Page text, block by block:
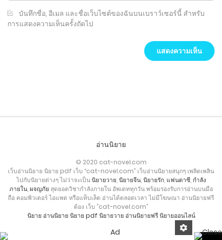
บันทึกชื่อ, อีเมล และชื่อเว็บไซต์ของฉันบนเบราว์เซอร์นี้ สำหรับ
การแสดงความเห็นครั้งถัดไป
อ่านนิยาย
© 2020 cat-novel.com
เว็บอ่านนิยาย นิยาย pdf เว็บ “cat-novel.com” เว็บอ่านนิยายสนุกๆ เพลิดเพลิน
ไปกับนิยายต่างๆ ไม่ว่าจะเป็นนิยายวาย นิยายจีน, นิยายรัก, แฟนตาซี, กำลัง
ภายใน, ผจญภัย สุดยอดวิชากำลังภายใน อัพเดททุกวัน พร้อมรองรับการอ่านบนมือ
ถือ คอมพิวเตอร์ ไอแพด หรือแท็บเล็ต อ่านได้ตลอดเวลา ไม่มีโฆษณา อ่านนิยายฟรี
ต้อง เว็บ ”cat-novel.com”
นิยาย อ่านนิยาย นิยาย pdf นิยายวาย อ่านนิยายฟรี นิยายออนไลน์